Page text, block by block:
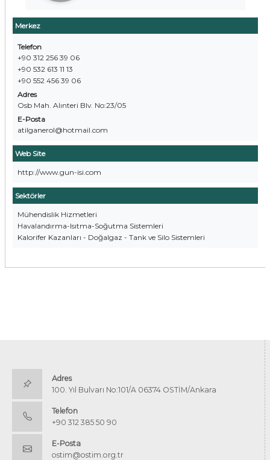
Merkez
Telefon
+90 312 256 39 06
+90 532 613 11 13
+90 552 456 39 06
Adres
Osb Mah. Alınteri Blv. No:23/05
E-Posta
atilganerol@hotmail.com
Web Site
http://www.gun-isi.com
Sektörler
Mühendislik Hizmetleri
Havalandırma-Isıtma-Soğutma Sistemleri
Kalorifer Kazanları - Doğalgaz - Tank ve Silo Sistemleri
Adres
100. Yıl Bulvarı No:101/A 06374 OSTİM/Ankara
Telefon
+90 312 385 50 90
E-Posta
ostim@ostim.org.tr